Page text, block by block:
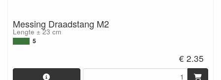
Messing Draadstang M2
Lengte ± 23 cm
5
€ 2.35